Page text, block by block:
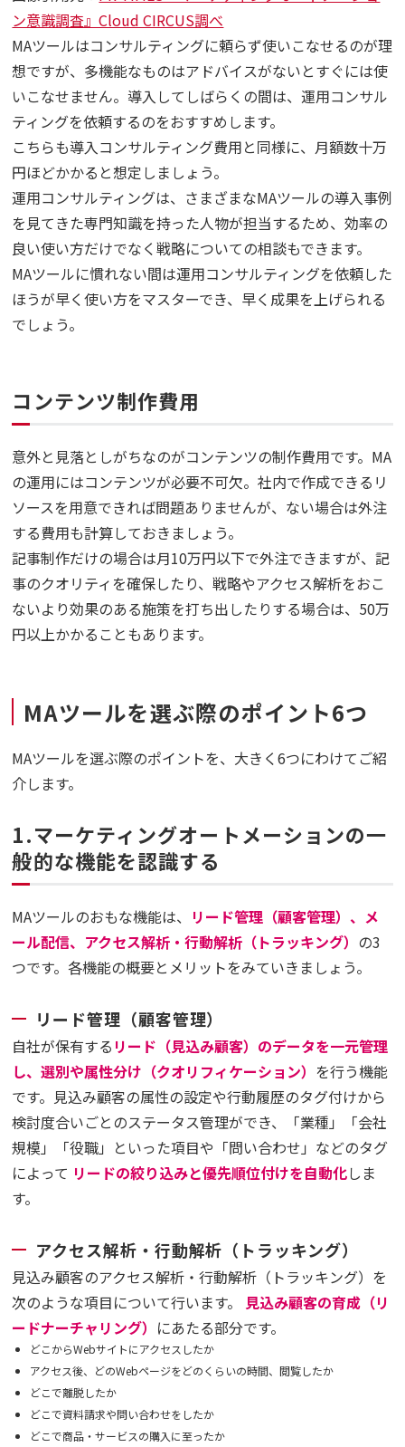
ン意識調査』Cloud CIRCUS調べ
MAツールはコンサルティングに頼らず使いこなせるのが理
想ですが、多機能なものはアドバイスがないとすぐには使
いこなせません。導入してしばらくの間は、運用コンサル
ティングを依頼するのをおすすめします。
こちらも導入コンサルティング費用と同様に、月額数十万
円ほどかかると想定しましょう。
運用コンサルティングは、さまざまなMAツールの導入事例
を見てきた専門知識を持った人物が担当するため、効率の
良い使い方だけでなく戦略についての相談もできます。
MAツールに慣れない間は運用コンサルティングを依頼した
ほうが早く使い方をマスターでき、早く成果を上げられる
でしょう。
コンテンツ制作費用
意外と見落としがちなのがコンテンツの制作費用です。MA
の運用にはコンテンツが必要不可欠。社内で作成できるリ
ソースを用意できれば問題ありませんが、ない場合は外注
する費用も計算しておきましょう。
記事制作だけの場合は月10万円以下で外注できますが、記
事のクオリティを確保したり、戦略やアクセス解析をおこ
ないより効果のある施策を打ち出したりする場合は、50万
円以上かかることもあります。
MAツールを選ぶ際のポイント6つ
MAツールを選ぶ際のポイントを、大きく6つにわけてご紹
介します。
1.マーケティングオートメーションの一
般的な機能を認識する
MAツールのおもな機能は、 リード管理（顧客管理）、メ
ール配信、アクセス解析・行動解析（トラッキング） の3
つです。各機能の概要とメリットをみていきましょう。
リード管理（顧客管理）
自社が保有する リード（見込み顧客）のデータを一元管理
し、選別や属性分け（クオリフィケーション） を行う機能
です。見込み顧客の属性の設定や行動履歴のタグ付けから
検討度合いごとのステータス管理ができ、「業種」「会社
規模」「役職」といった項目や「問い合わせ」などのタグ
によって リードの絞り込みと優先順位付けを自動化しま
す。
アクセス解析・行動解析（トラッキング）
見込み顧客のアクセス解析・行動解析（トラッキング）を
次のような項目について行います。
見込み顧客の育成（リ
ードナーチャリング） にあたる部分です。
どこからWebサイトにアクセスしたか
アクセス後、どのWebページをどのくらいの時間、閲覧したか
どこで離脱したか
どこで資料請求や問い合わせをしたか
どこで商品・サービスの購入に至ったか